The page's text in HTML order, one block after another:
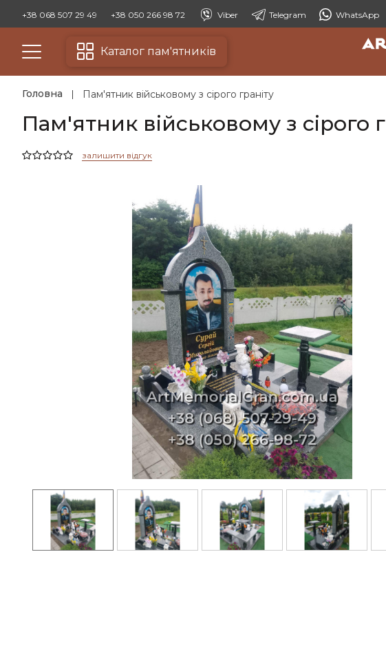
+38 068 507 29 49 +38 050 266 98 72 Viber Telegram WhatsApp
Каталог пам'ятників
Головна Пам'ятник військовому з сірого граніту
Пам'ятник військовому з сірого
залишити відгук